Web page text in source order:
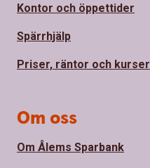
Kontor och öppettider
Spärrhjälp
Priser, räntor och kurser
Om oss
Om Ålems Sparbank